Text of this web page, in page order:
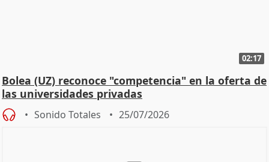
02:17
Bolea (UZ) reconoce "competencia" en la oferta de
las universidades privadas
Sonido Totales 25/07/2026